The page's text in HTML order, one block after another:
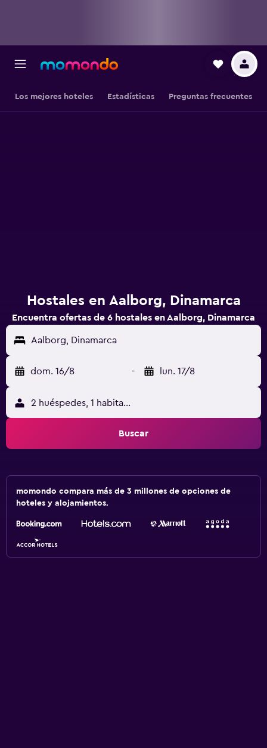
Los mejores hoteles Estadísticas Preguntas frecuentes
Hostales en Aalborg, Dinamarca
Encuentra ofertas de 6 hostales en Aalborg, Dinamarca
Aalborg, Dinamarca
dom. 16/8 - lun. 17/8
2 huéspedes, 1 habitación
Buscar
momondo compara más de 3 millones de opciones de
hoteles y alojamientos.